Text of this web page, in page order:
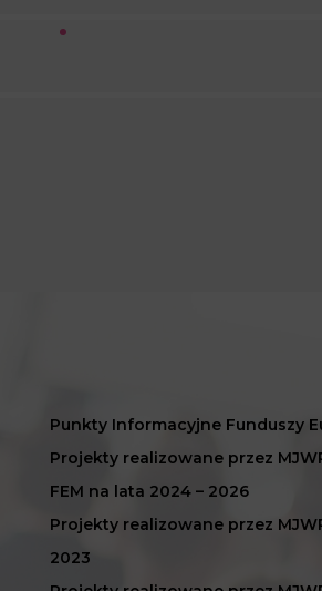
Punkty Informacyjne Funduszy
Projekty realizowane przez
FEM na lata 2024 – 2026
Projekty realizowane przez
2023